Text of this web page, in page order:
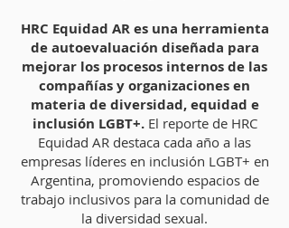
HRC Equidad AR es una herramienta
de autoevaluación diseñada para
mejorar los procesos internos de las
compañías y organizaciones en
materia de diversidad, equidad e
inclusión LGBT+. El reporte de HRC
Equidad AR destaca cada año a las
empresas líderes en inclusión LGBT+ en
Argentina, promoviendo espacios de
trabajo inclusivos para la comunidad de
la diversidad sexual.